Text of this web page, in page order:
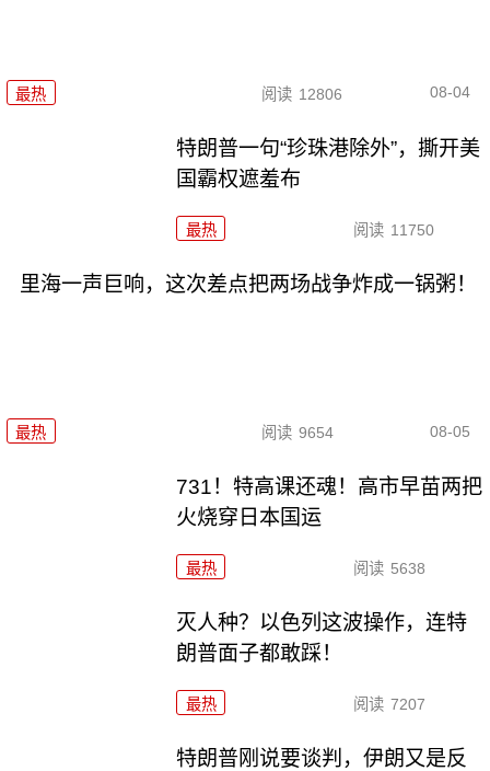
最热 阅读 12806 08-04
特朗普一句“珍珠港除外”，撕开美
国霸权遮羞布
最热 阅读 11750
里海一声巨响，这次差点把两场战争炸成一锅粥！
最热 阅读 9654 08-05
731！特高课还魂！高市早苗两把
火烧穿日本国运
最热 阅读 5638
灭人种？以色列这波操作，连特
朗普面子都敢踩！
最热 阅读 7207
特朗普刚说要谈判，伊朗又是反